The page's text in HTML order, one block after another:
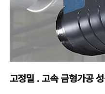
고정밀 . 고속 금형가공